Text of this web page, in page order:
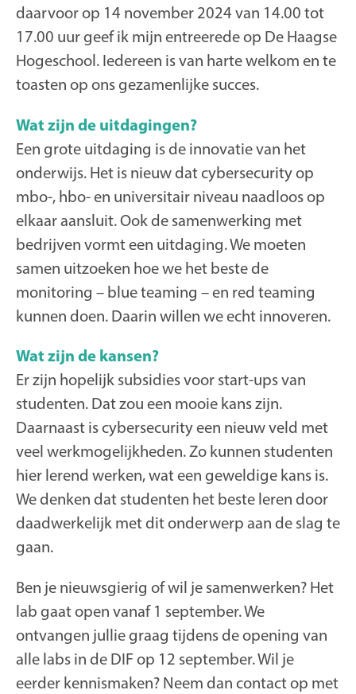
daarvoor op 14 november 2024 van 14.00 tot
17.00 uur geef ik mijn entreerede op De Haagse
Hogeschool. Iedereen is van harte welkom en te
toasten op ons gezamenlijke succes.
Wat zijn de uitdagingen?
Een grote uitdaging is de innovatie van het
onderwijs. Het is nieuw dat cybersecurity op
mbo-, hbo- en universitair niveau naadloos op
elkaar aansluit. Ook de samenwerking met
bedrijven vormt een uitdaging. We moeten
samen uitzoeken hoe we het beste de
monitoring – blue teaming – en red teaming
kunnen doen. Daarin willen we echt innoveren.
Wat zijn de kansen?
Er zijn hopelijk subsidies voor start-ups van
studenten. Dat zou een mooie kans zijn.
Daarnaast is cybersecurity een nieuw veld met
veel werkmogelijkheden. Zo kunnen studenten
hier lerend werken, wat een geweldige kans is.
We denken dat studenten het beste leren door
daadwerkelijk met dit onderwerp aan de slag te
gaan.
Ben je nieuwsgierig of wil je samenwerken? Het
lab gaat open vanaf 1 september. We
ontvangen jullie graag tijdens de opening van
alle labs in de DIF op 12 september. Wil je
eerder kennismaken? Neem dan contact op met